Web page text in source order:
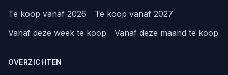
Te koop vanaf 2026
Te koop vanaf 2027
Vanaf deze week te koop
Vanaf deze maand te koop
OVERZICHTEN